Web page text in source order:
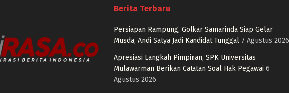
Berita Terbaru
Persiapan Rampung, Golkar Samarinda Siap Gelar
Musda, Andi Satya Jadi Kandidat Tunggal 7 Agustus 2026
Apresiasi Langkah Pimpinan, SPK Universitas
Mulawarman Berikan Catatan Soal Hak Pegawai 6
Agustus 2026